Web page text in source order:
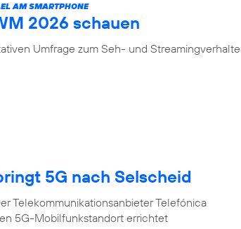
AM SMARTPHONE
2026 schauen
Umfrage zum Seh- und
5G nach Selscheid
Telekommunikationsanbieter Telefónica
5G-Mobilfunkstandort errichtet